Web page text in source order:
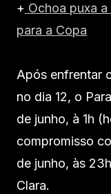
+ Ochoa puxa
para a Copa
Após enfrentar
no dia 12, o
de junho, à 1h
compromisso
de junho, às
Clara.